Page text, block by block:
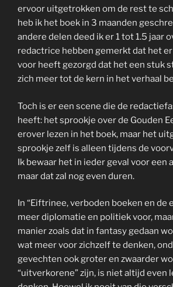
ervoor uitgetrokken om de rest te
heb ik het boek in 3 maanden
andere delen deed ik er 1 tot 1.5 jaar
redactrice hebben gemerkt dat het
voor heeft gezorgd dat het een stuk
zich meer tot de kern in het verhaal
Toch is er een scene die de
heeft: het sprookje over de Gouden
erover lezen in het boek, maar het
sprookje zelf is alleen tijdens de
Ik bewaar het in ieder geval voor een
maar dat zal nog even duren.
In “Eiftrinee, verboden boeken en de
meer diplomatie en politiek voor,
manier zoals dat in fantasy gedaan
wat meer voor zichzelf te denken,
gevechten ook groter en zwaarder
“uitverkorene” zijn, is niet altijd even